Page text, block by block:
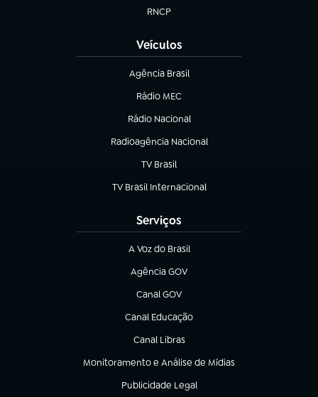
RNCP
(abre em nova aba)
Veículos
Agência Brasil
(abre em nova aba)
Rádio MEC
(abre em nova aba)
Rádio Nacional
Radioagência Nacional
(abre em nova aba)
TV Brasil
(abre em nova aba)
TV Brasil Internacional
(abre em nova aba)
Serviços
A Voz do Brasil
(abre em nova aba)
Agência GOV
(abre em nova aba)
Canal GOV
(abre em nova aba)
Canal Educação
(abre em nova aba)
Canal Libras
(abre em nova aba)
Monitoramento e Análise de Mídias
(abre em nova aba)
Publicidade Legal
(abre em nova aba)